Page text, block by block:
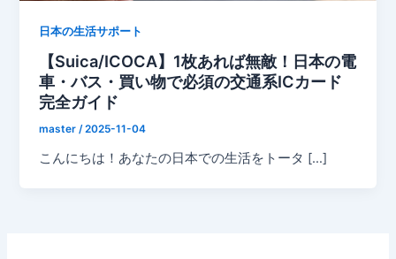
日本の生活サポート
【Suica/ICOCA】1枚あれば無敵！日本の電
車・バス・買い物で必須の交通系ICカード
完全ガイド
master/2025-11-04
こんにちは！あなたの日本での生活をトータ […]